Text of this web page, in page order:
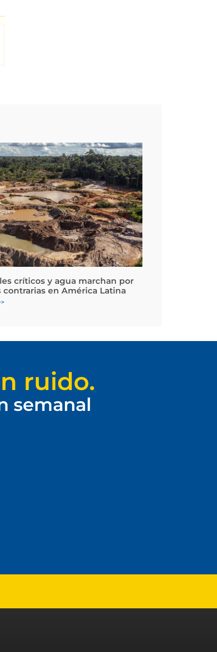
críticos y agua marchan por
contrarias en América Latina
ruido.
semanal